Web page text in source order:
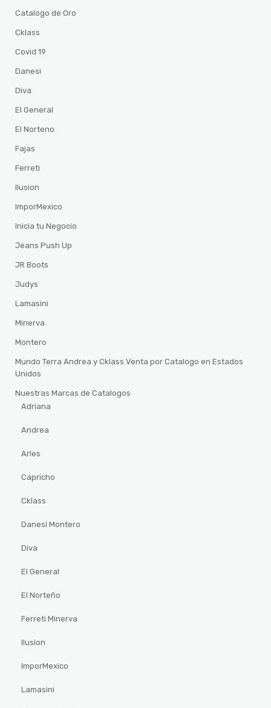
Catalogo de Oro
Cklass
Covid 19
Danesi
Diva
El General
El Norteno
Fajas
Ferreti
Ilusion
ImporMexico
Inicia tu Negocio
Jeans Push Up
JR Boots
Judys
Lamasini
Minerva
Montero
Mundo Terra Andrea y Cklass Venta por Catalogo en Estados
Unidos
Nuestras Marcas de Catalogos
Adriana
Andrea
Arles
Capricho
Cklass
Danesi Montero
Diva
El General
El Norteño
Ferreti Minerva
Ilusion
ImporMexico
Lamasini